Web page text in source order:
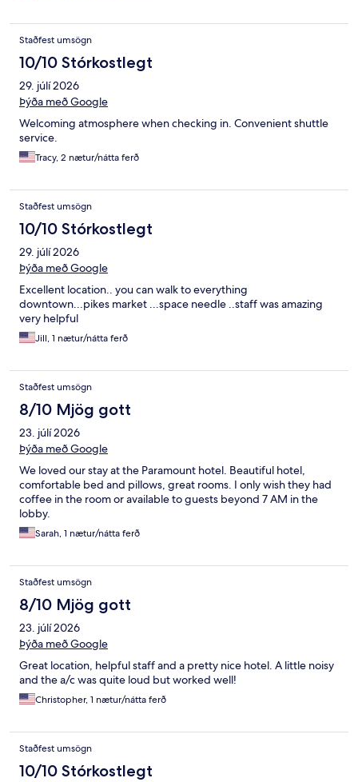
Staðfest umsögn
10/10 Stórkostlegt
29. júlí 2026
Þýða með Google
Welcoming atmosphere when checking in. Convenient shuttle
service.
Tracy, 2 nætur/nátta ferð
Staðfest umsögn
10/10 Stórkostlegt
29. júlí 2026
Þýða með Google
Excellent location.. you can walk to everything
downtown...pikes market ...space needle ..staff was amazing
very helpful
Jill, 1 nætur/nátta ferð
Staðfest umsögn
8/10 Mjög gott
23. júlí 2026
Þýða með Google
We loved our stay at the Paramount hotel. Beautiful hotel,
comfortable bed and pillows, great rooms. I only wish they had
coffee in the room or available to guests beyond 7 AM in the
lobby.
Sarah, 1 nætur/nátta ferð
Staðfest umsögn
8/10 Mjög gott
23. júlí 2026
Þýða með Google
Great location, helpful staff and a pretty nice hotel. A little noisy
and the a/c was quite loud but worked well!
Christopher, 1 nætur/nátta ferð
Staðfest umsögn
10/10 Stórkostlegt